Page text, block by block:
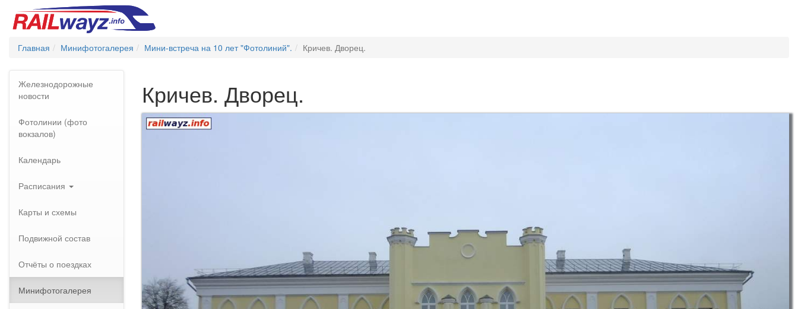
Главная Минифотогалерея Мини-встреча на 10 лет "Фотолиний". Кричев. Дворец.
Железнодорожные
новости
Фотолинии (фото
вокзалов)
Календарь
Расписания
Карты и схемы
Подвижной состав
Отчёты о поездках
Минифотогалерея
Кричев. Дворец.